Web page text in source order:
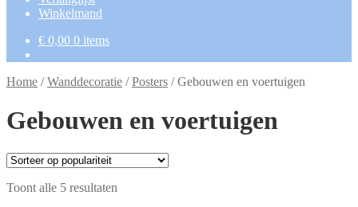
Winkelmand
€ 0,00 0 items
Home /Wanddecoratie /Posters /Gebouwen en voertuigen
Gebouwen en voertuigen
Toont alle 5 resultaten